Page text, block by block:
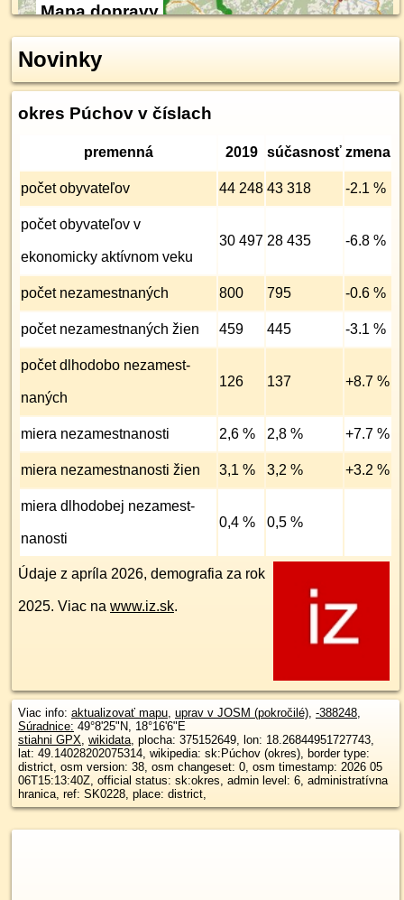
Mapa dopravy
Novinky
okres Púchov v číslach
premenná 2019 súčasnosť zmena
počet obyvateľov 44 248 43 318 -2.1 %
počet obyvateľov v
ekonomicky aktívnom veku
30 497 28 435 -6.8 %
počet nezamest­naných 800 795 -0.6 %
počet nezamest­naných žien 459 445 -3.1 %
počet dlhodobo nezamest­
naných
126 137 +8.7 %
miera nezamest­nanosti 2,6 % 2,8 % +7.7 %
miera nezamest­nanosti žien 3,1 % 3,2 % +3.2 %
miera dlhodobej nezamest­
nanosti
0,4 % 0,5 %
Údaje z apríla 2026, demografia za rok
2025. Viac na www.iz.sk.
Viac info: aktualizovať mapu uprav v JOSM (pokročilé) -388248
Súradnice: 49°8'25"N 18°16'6"E
stiahni GPX wikidata , plocha: 375152649, lon: 18.26844951727743,
lat: 49.14028202075314, wikipedia: sk:Púchov (okres), border type:
district, osm version: 38, osm changeset: 0, osm timestamp: 2026 05
06T15:13:40Z, official status: sk:okres, admin level: 6, administratívna
hranica, ref: SK0228, place: district,